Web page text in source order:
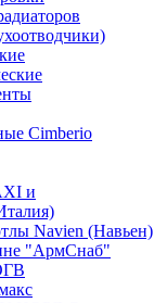
Cimberio
и
Navien (Навьен)
"АрмСнаб"